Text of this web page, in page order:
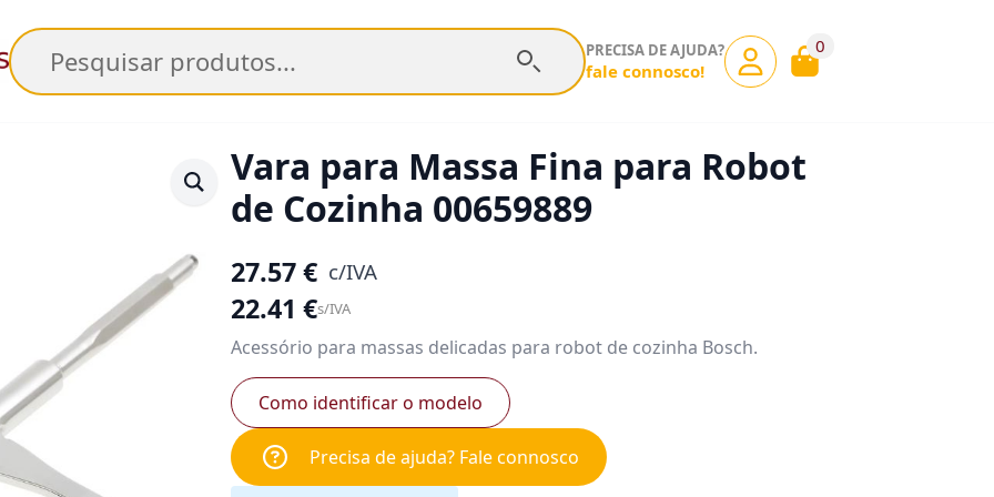
Pesquisar PRECISA DE AJUDA?
fale connosco!
0
Vara para Massa Fina para Robot
de Cozinha 00659889
27.57€ c/IVA
22.41 €s/IVA
Acessório para massas delicadas para robot de cozinha Bosch.
Como identificar o modelo
Precisa de ajuda? Fale connosco